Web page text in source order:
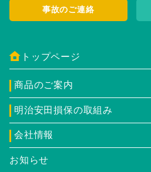
事故のご連絡
トップページ
商品のご案内
明治安田損保の取組み
会社情報
お知らせ